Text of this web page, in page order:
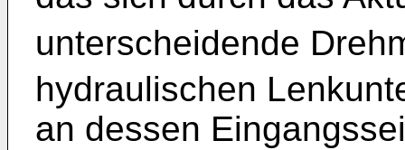
unterscheidende
hydraulischen
an dessen